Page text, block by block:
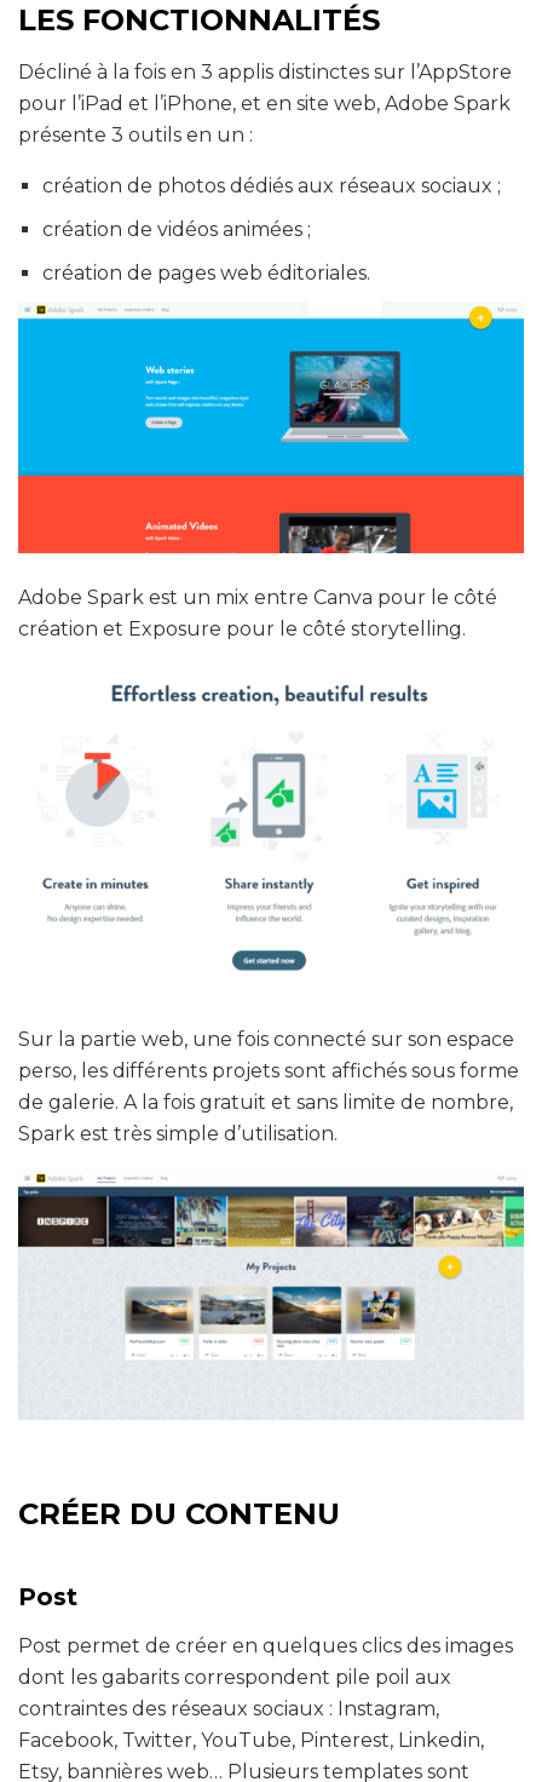
LES FONCTIONNALITÉS
Décliné à la fois en 3 applis distinctes sur l’AppStore
pour l’iPad et l’iPhone, et en site web, Adobe Spark
présente 3 outils en un :
création de photos dédiés aux réseaux sociaux ;
création de vidéos animées ;
création de pages web éditoriales.
Adobe Spark est un mix entre Canva pour le côté
création et Exposure pour le côté storytelling.
Sur la partie web, une fois connecté sur son espace
perso, les différents projets sont affichés sous forme
de galerie. A la fois gratuit et sans limite de nombre,
Spark est très simple d’utilisation.
CRÉER DU CONTENU
Post
Post permet de créer en quelques clics des images
dont les gabarits correspondent pile poil aux
contraintes des réseaux sociaux : Instagram,
Facebook, Twitter, YouTube, Pinterest, Linkedin,
Etsy, bannières web… Plusieurs templates sont